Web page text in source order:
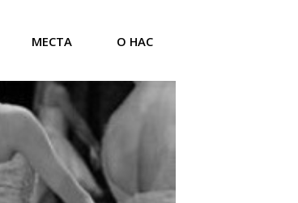
МЕСТА О НАС